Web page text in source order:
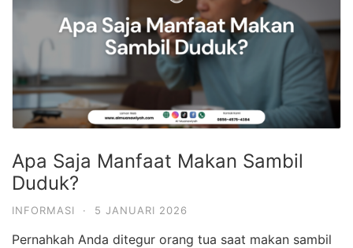
Apa Saja Manfaat Makan Sambil
Duduk?
INFORMASI · 5 JANUARI 2026
Pernahkah Anda ditegur orang tua saat makan sambil